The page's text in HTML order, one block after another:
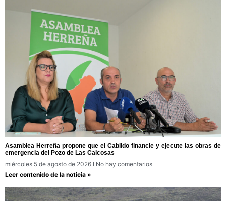
Asamblea Herreña propone que el Cabildo financie y ejecute las obras de
emergencia del Pozo de Las Calcosas
miércoles 5 de agosto de 2026
No hay comentarios
Leer contenido de la noticia »